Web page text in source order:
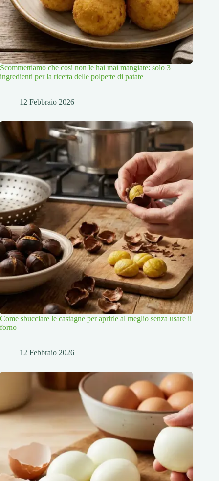
Scommettiamo che così non le hai mai mangiate: solo 3
ingredienti per la ricetta delle polpette di patate
12 Febbraio 2026
Come sbucciare le castagne per aprirle al meglio senza usare il
forno
12 Febbraio 2026